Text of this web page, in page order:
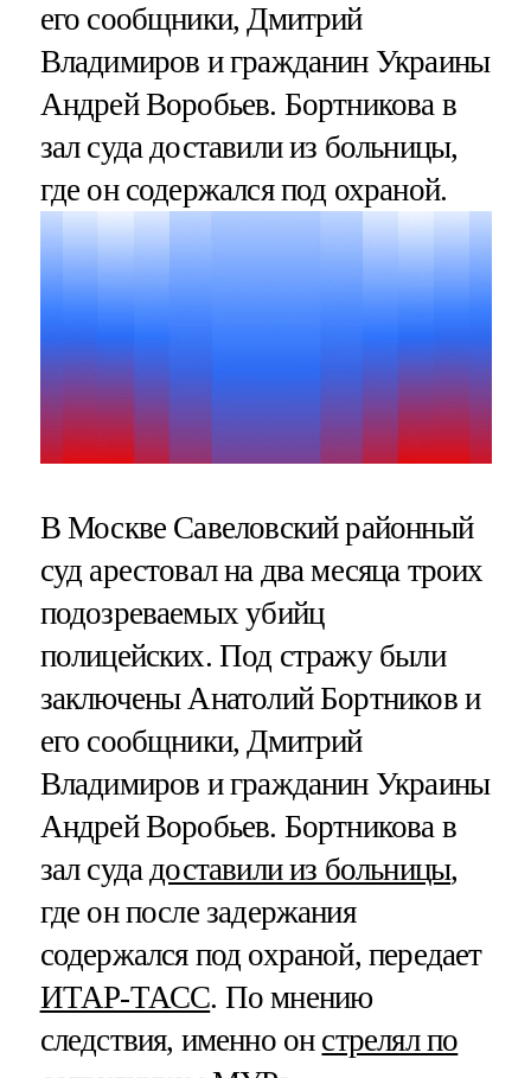
его сообщники, Дмитрий
Владимиров и гражданин Украины
Андрей Воробьев. Бортникова в
зал суда доставили из больницы,
где он содержался под охраной.
В Москве Савеловский районный
суд арестовал на два месяца троих
подозреваемых убийц
полицейских. Под стражу были
заключены Анатолий Бортников и
его сообщники, Дмитрий
Владимиров и гражданин Украины
Андрей Воробьев. Бортникова в
зал суда доставили из больницы,
где он после задержания
содержался под охраной, передает
ИТАР-ТАСС. По мнению
следствия, именно он стрелял по